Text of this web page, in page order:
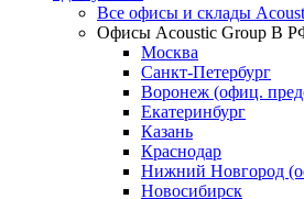
Все офисы и склады
Офисы Acoustic Group В
Москва
Санкт-Петербург
Воронеж (офиц.
Екатеринбург
Казань
Краснодар
Нижний Новгород
Новосибирск